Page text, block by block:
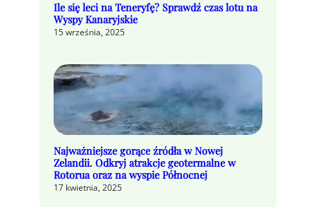
Ile się leci na Teneryfę? Sprawdź czas lotu na
Wyspy Kanaryjskie
15 września, 2025
Najważniejsze gorące źródła w Nowej
Zelandii. Odkryj atrakcje geotermalne w
Rotorua oraz na wyspie Północnej
17 kwietnia, 2025